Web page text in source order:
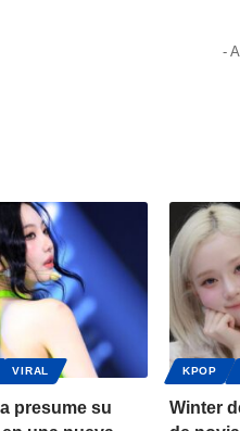
-
VIRAL
presume su
KPOP
Winter